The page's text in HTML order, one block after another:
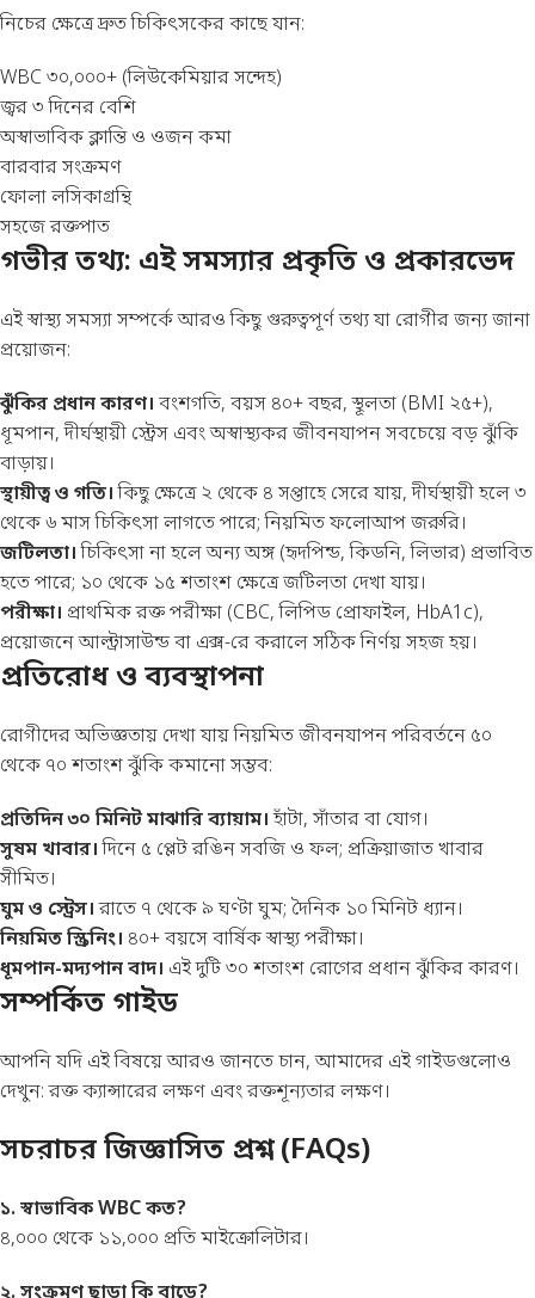
নিচের ক্ষেত্রে দ্রুত চিকিৎসকের কাছে যান:
WBC ৩০,০০০+ (লিউকেমিয়ার সন্দেহ)
জ্বর ৩ দিনের বেশি
অস্বাভাবিক ক্লান্তি ও ওজন কমা
বারবার সংক্রমণ
ফোলা লসিকাগ্রন্থি
সহজে রক্তপাত
গভীর তথ্য: এই সমস্যার প্রকৃতি ও প্রকারভেদ
এই স্বাস্থ্য সমস্যা সম্পর্কে আরও কিছু গুরুত্বপূর্ণ তথ্য যা রোগীর জন্য জানা
প্রয়োজন:
ঝুঁকির প্রধান কারণ। বংশগতি, বয়স ৪০+ বছর, স্থূলতা (BMI ২৫+),
ধূমপান, দীর্ঘস্থায়ী স্ট্রেস এবং অস্বাস্থ্যকর জীবনযাপন সবচেয়ে বড় ঝুঁকি
বাড়ায়।
স্থায়ীত্ব ও গতি।কিছু ক্ষেত্রে ২ থেকে ৪ সপ্তাহে সেরে যায়, দীর্ঘস্থায়ী হলে ৩
থেকে ৬ মাস চিকিৎসা লাগতে পারে; নিয়মিত ফলোআপ জরুরি।
জটিলতা।চিকিৎসা না হলে অন্য অঙ্গ (হৃদপিন্ড, কিডনি, লিভার) প্রভাবিত
হতে পারে; ১০ থেকে ১৫ শতাংশ ক্ষেত্রে জটিলতা দেখা যায়।
পরীক্ষা। প্রাথমিক রক্ত পরীক্ষা (CBC, লিপিড প্রোফাইল, HbA1c),
প্রয়োজনে আল্ট্রাসাউন্ড বা এক্স-রে করালে সঠিক নির্ণয় সহজ হয়।
প্রতিরোধ ও ব্যবস্থাপনা
রোগীদের অভিজ্ঞতায় দেখা যায় নিয়মিত জীবনযাপন পরিবর্তনে ৫০
থেকে ৭০ শতাংশ ঝুঁকি কমানো সম্ভব:
প্রতিদিন ৩০ মিনিট মাঝারি ব্যায়াম।হাঁটা, সাঁতার বা যোগ।
সুষম খাবার।দিনে ৫ প্লেট রঙিন সবজি ও ফল; প্রক্রিয়াজাত খাবার
সীমিত।
ঘুম ও স্ট্রেস।রাতে ৭ থেকে ৯ ঘণ্টা ঘুম; দৈনিক ১০ মিনিট ধ্যান।
নিয়মিত স্ক্রিনিং। ৪০+ বয়সে বার্ষিক স্বাস্থ্য পরীক্ষা।
ধূমপান-মদ্যপান বাদ। এই দুটি ৩০ শতাংশ রোগের প্রধান ঝুঁকির কারণ।
সম্পর্কিত গাইড
আপনি যদি এই বিষয়ে আরও জানতে চান, আমাদের এই গাইডগুলোও
দেখুন:রক্ত ক্যান্সারের লক্ষণ এবংরক্তশূন্যতার লক্ষণ।
সচরাচর জিজ্ঞাসিত প্রশ্ন (FAQs)
১. স্বাভাবিক WBC কত?
৪,০০০ থেকে ১১,০০০ প্রতি মাইক্রোলিটার।
২. সংক্রমণ ছাড়া কি বাড়ে?